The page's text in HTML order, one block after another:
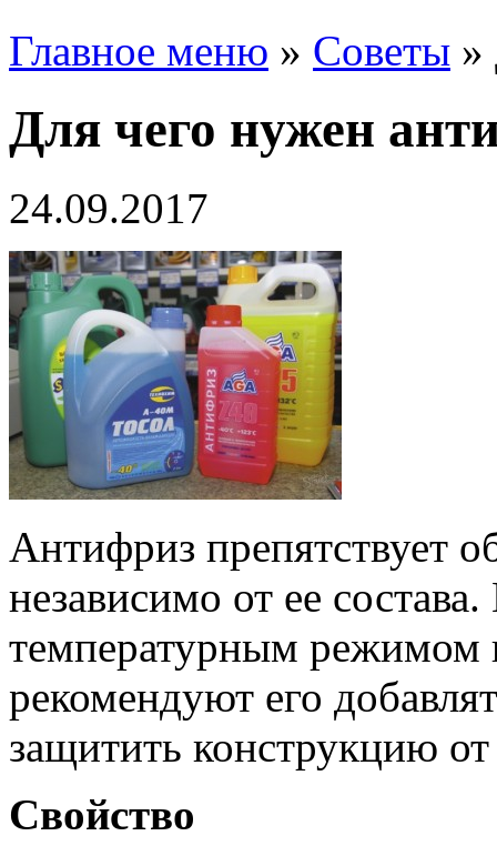
Главное меню » Советы »
Для чего нужен
24.09.2017
Антифриз препятствует
независимо от ее
температурным режимом
рекомендуют его
защитить конструкцию
Свойство